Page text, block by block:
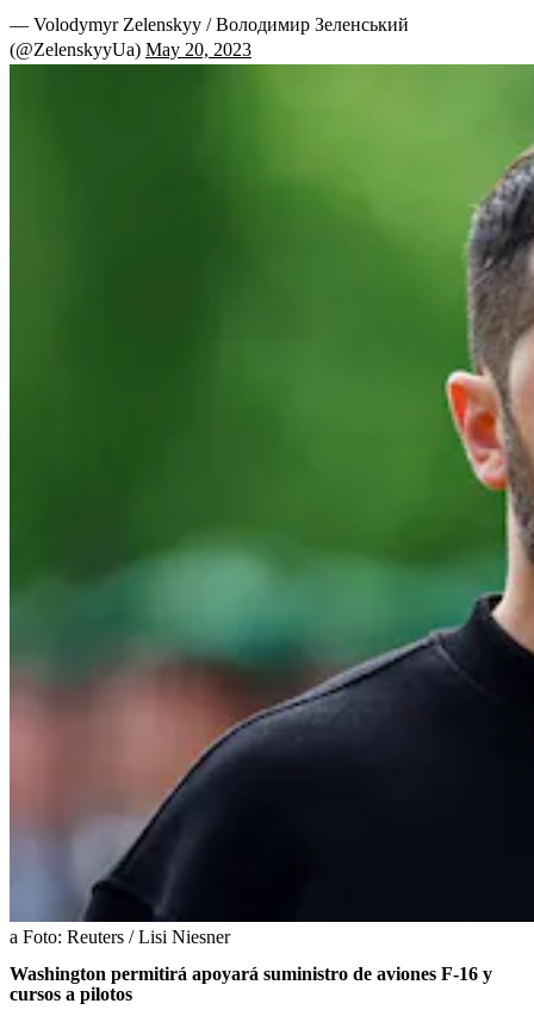
— Volodymyr Zelenskyy / Володимир Зеленський
(@ZelenskyyUa) May 20, 2023
a Foto: Reuters / Lisi Niesner
Washington permitirá apoyará suministro de aviones F-16 y
cursos a pilotos